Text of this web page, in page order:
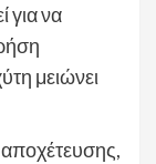
για να
μειώνει
αποχέτευσης,